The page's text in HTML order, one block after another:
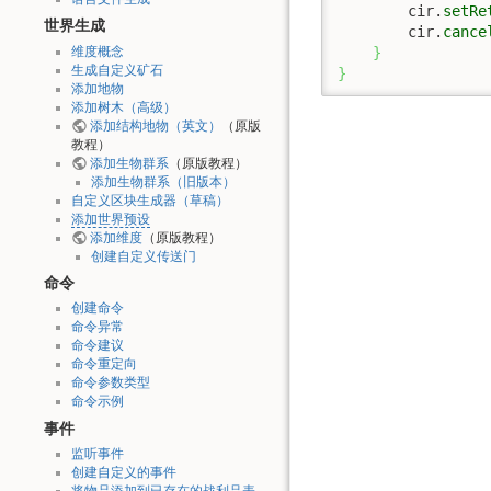
世界生成
维度概念
生成自定义矿石
添加地物
添加树木（高级）
添加结构地物（英文）
（原版
教程）
添加生物群系 （原版教程）
添加生物群系（旧版本）
自定义区块生成器（草稿）
添加世界预设
添加维度（原版教程）
创建自定义传送门
命令
创建命令
命令异常
命令建议
命令重定向
命令参数类型
命令示例
事件
监听事件
创建自定义的事件
        cir.
        cir.
cancel
}
}